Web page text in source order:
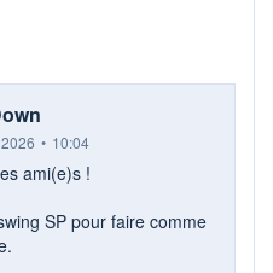
• 10:04
ami(e)s !
SP pour faire comme